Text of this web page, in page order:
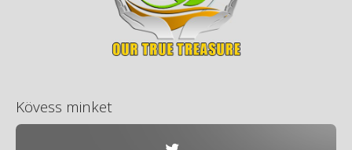
Kövess minket